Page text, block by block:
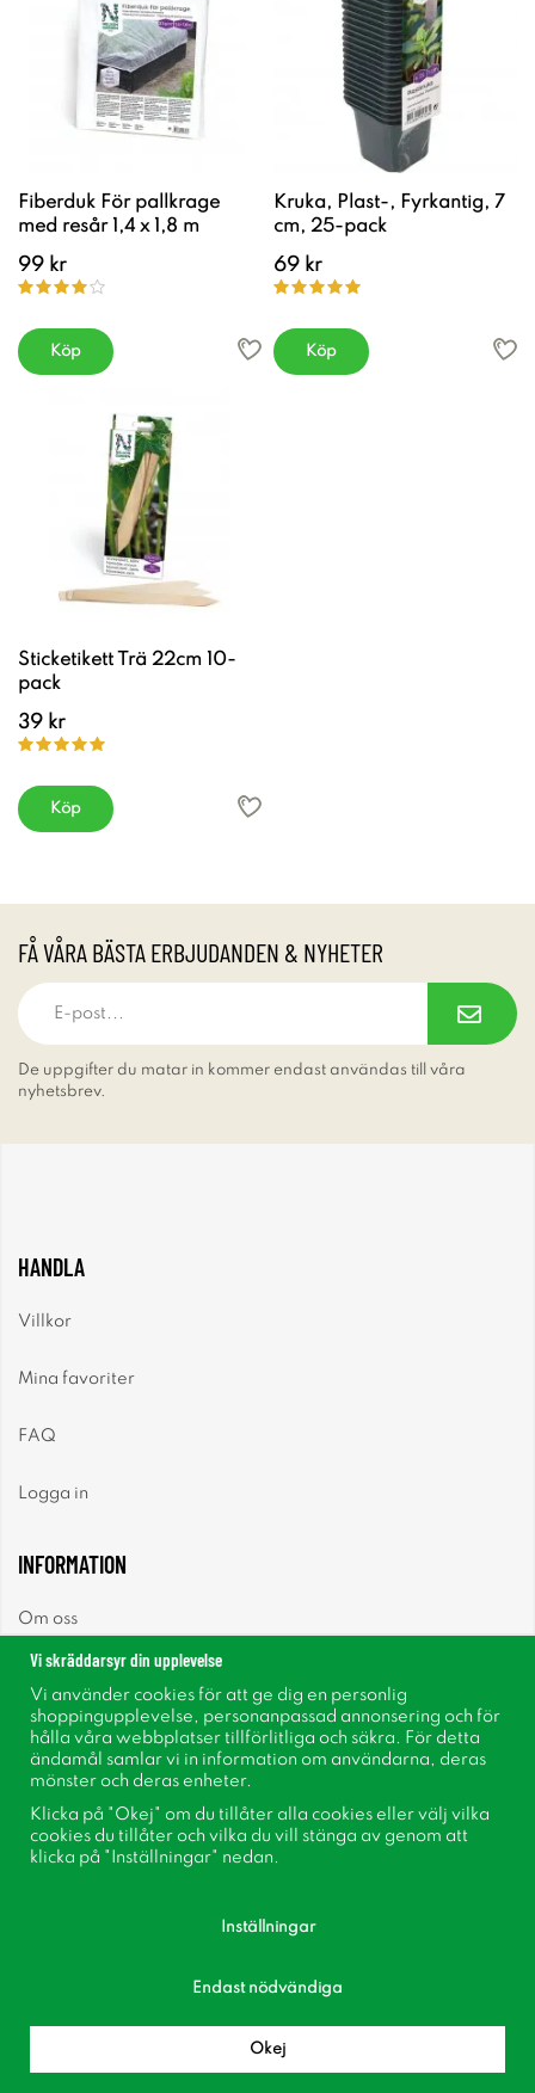
Fiberduk För pallkrage
med resår 1,4 x 1,8 m
99 kr
Köp
Kruka, Plast-, Fyrkantig, 7
cm, 25-pack
69 kr
Köp
Sticketikett Trä 22cm 10-
pack
39 kr
Köp
FÅ VÅRA BÄSTA ERBJUDANDEN & NYHETER
De uppgifter du matar in kommer endast användas till våra
nyhetsbrev.
HANDLA
Villkor
Mina favoriter
FAQ
Logga in
INFORMATION
Om oss
Nyhetsbrev
Om cookies
Inspiration
Bli medlem i vår kundklubb!
Vi skräddarsyr din upplevelse
Vi använder cookies för att ge dig en personlig
shoppingupplevelse, personanpassad annonsering och för
hålla våra webbplatser tillförlitliga och säkra. För detta
ändamål samlar vi in information om användarna, deras
mönster och deras enheter.
Klicka på "Okej" om du tillåter alla cookies eller välj vilka
cookies du tillåter och vilka du vill stänga av genom att
klicka på "Inställningar" nedan.
Inställningar
Endast nödvändiga
Okej